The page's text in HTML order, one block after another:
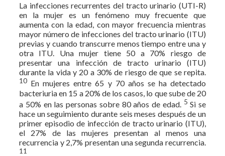
La infecciones recurrentes del tracto urinario (UTI-R)
en la mujer es un fenómeno muy frecuente que
aumenta con la edad, con mayor frecuencia mientras
mayor número de infecciones del tracto urinario (ITU)
previas y cuando transcurre menos tiempo entre una y
otra ITU. Una mujer tiene 50 a 70% riesgo de
presentar una infección de tracto urinario (ITU)
durante la vida y 20 a 30% de riesgo de que se repita.
10 En mujeres entre 65 y 70 años se ha detectado
bacteriuria en 15 a 20% de los casos, lo que sube de 20
a 50% en las personas sobre 80 años de edad. 5 Si se
hace un seguimiento durante seis meses después de un
primer episodio de infección de tracto urinario (ITU),
el 27% de las mujeres presentan al menos una
recurrencia y 2,7% presentan una segunda recurrencia.
11